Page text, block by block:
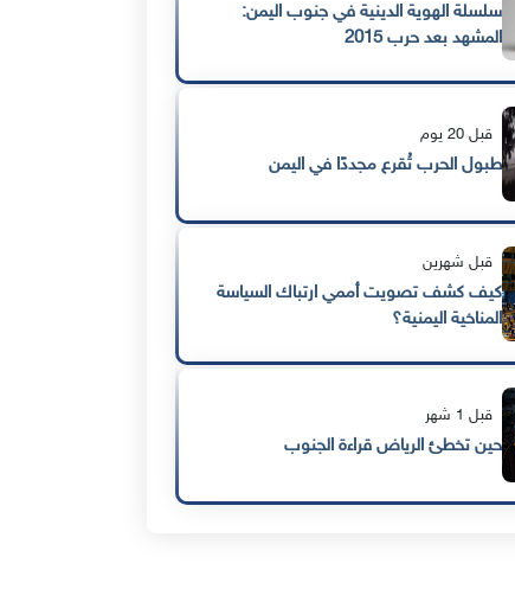
سلسلة الهوية الدينية في جنوب اليمن:
المشهد بعد حرب 2015
قبل 20 يوم
طبول الحرب تُقرع مجددًا في اليمن
قبل شهرين
كيف كشف تصويت أممي ارتباك السياسة
المناخية اليمنية؟
قبل 1 شهر
حين تخطئ الرياض قراءة الجنوب